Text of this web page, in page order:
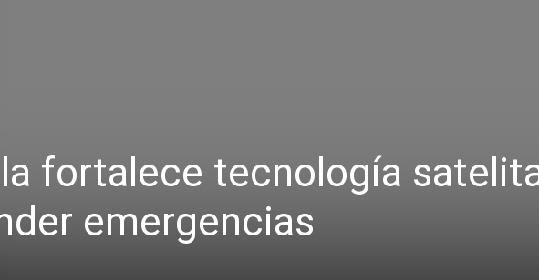
fortalece tecnología
emergencias